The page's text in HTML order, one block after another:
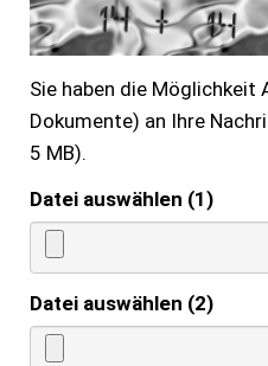
Sie haben die Möglichkeit
Dokumente) an Ihre
5 MB).
Datei auswählen (1)
Datei auswählen (2)